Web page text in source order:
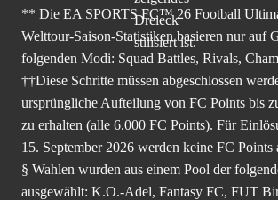
** Die EA SPORTS FC™ 26 Football
Welttour-Saison-Statistiken basieren nur auf
folgenden Modi: Squad Battles, Rivals,
††Diese Schritte müssen abgeschlossen
ursprüngliche Aufteilung von FC Points bis
zu erhalten (alle 6.000 FC Points). Für
15. September 2026 werden keine FC Points
§ Wahlen wurden aus einem Pool der
ausgewählt: K.O.-Adel, Fantasy FC, FUT